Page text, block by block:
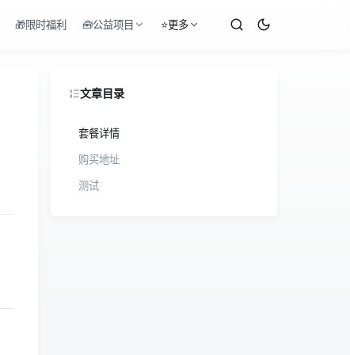
🎁限时福利 🧰公益项目 ⭐更多
文章目录
套餐详情
购买地址
测试